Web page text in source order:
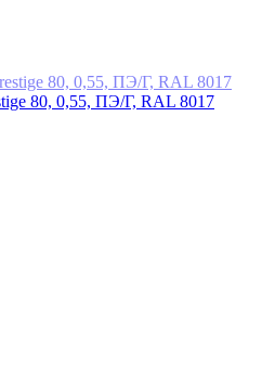
80, 0,55, ПЭ/Г, RAL 8017